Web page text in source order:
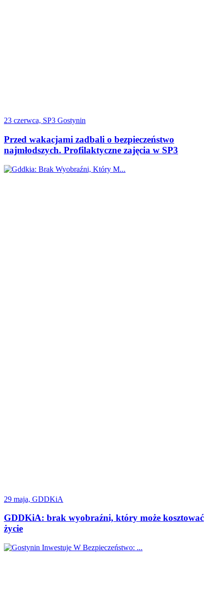
23 czerwca, SP3 Gostynin
Przed wakacjami zadbali o bezpieczeństwo
najmłodszych. Profilaktyczne zajęcia w SP3
29 maja, GDDKiA
GDDKiA: brak wyobraźni, który może kosztować
życie